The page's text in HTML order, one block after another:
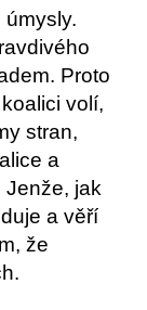
Proto
volí,
stran,
a
jak
a věří
že